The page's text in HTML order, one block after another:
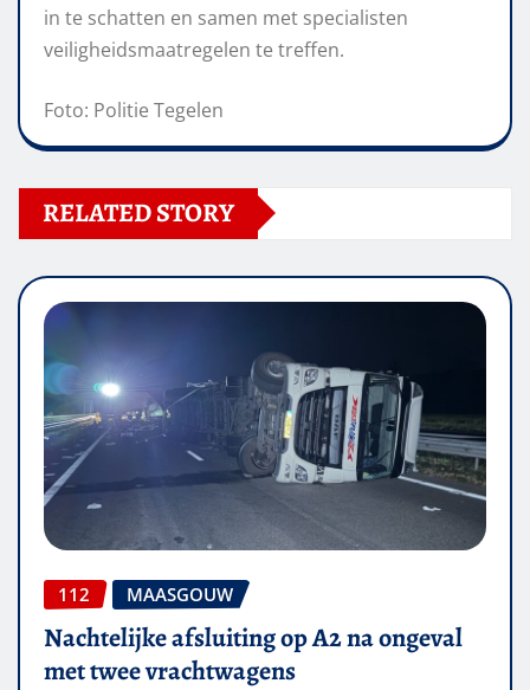
in te schatten en samen met specialisten
veiligheidsmaatregelen te treffen.
Foto: Politie Tegelen
RELATED STORY
112 MAASGOUW
Nachtelijke afsluiting op A2 na ongeval
met twee vrachtwagens